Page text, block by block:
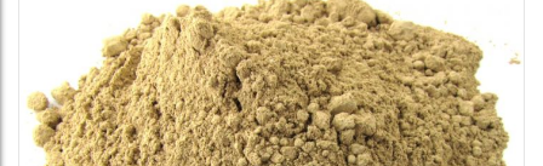
gallery